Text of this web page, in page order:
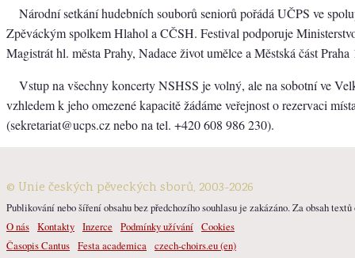
Národní setkání hudebních souborů seniorů pořádá UČPS ve
Zpěváckým spolkem Hlahol a CČSH. Festival podporuje
Magistrát hl. města Prahy, Nadace život umělce a Městská část Praha
Vstup na všechny koncerty NSHSS je volný, ale na sobotní ve
vzhledem k jeho omezené kapacitě žádáme veřejnost o rezervaci
(sekretariat@ucps.cz nebo na tel. +420 608 986 230).
© Unie českých pěveckých sborů, 2003-2026
Publikování nebo šíření obsahu bez předchozího souhlasu je zakázáno. Za obsah
O nás Kontakty Inzerce Podmínky užívání Cookies
Časopis Cantus Festa academica czech-choirs.eu (en)